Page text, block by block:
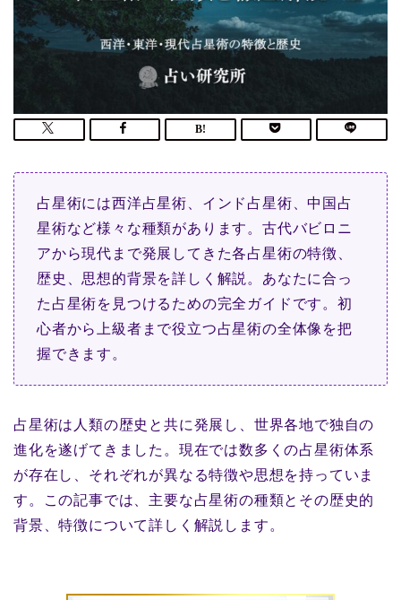
占星術には西洋占星術、インド占星術、中国占
星術など様々な種類があります。古代バビロニ
アから現代まで発展してきた各占星術の特徴、
歴史、思想的背景を詳しく解説。あなたに合っ
た占星術を見つけるための完全ガイドです。初
心者から上級者まで役立つ占星術の全体像を把
握できます。
占星術は人類の歴史と共に発展し、世界各地で独自の
進化を遂げてきました。現在では数多くの占星術体系
が存在し、それぞれが異なる特徴や思想を持っていま
す。この記事では、主要な占星術の種類とその歴史的
背景、特徴について詳しく解説します。